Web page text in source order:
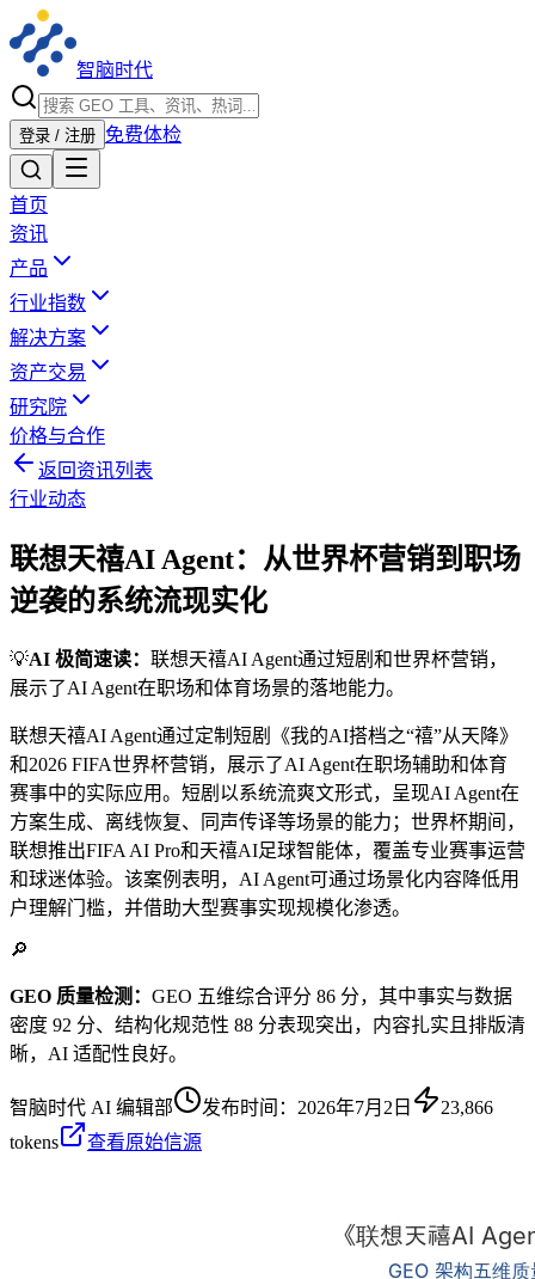
智脑时代
登录 / 注册 免费体检
首页
资讯
产品
行业指数
解决方案
资产交易
研究院
价格与合作
返回资讯列表
行业动态
联想天禧AI Agent：从世界杯营销到职场
逆袭的系统流现实化
💡AI 极简速读： 联想天禧AI Agent通过短剧和世界杯营销，
展示了AI Agent在职场和体育场景的落地能力。
联想天禧AI Agent通过定制短剧《我的AI搭档之“禧”从天降》
和2026 FIFA世界杯营销，展示了AI Agent在职场辅助和体育
赛事中的实际应用。短剧以系统流爽文形式，呈现AI Agent在
方案生成、离线恢复、同声传译等场景的能力；世界杯期间，
联想推出FIFA AI Pro和天禧AI足球智能体，覆盖专业赛事运营
和球迷体验。该案例表明，AI Agent可通过场景化内容降低用
户理解门槛，并借助大型赛事实现规模化渗透。
🔎
GEO 质量检测： GEO 五维综合评分 86 分，其中事实与数据
密度 92 分、结构化规范性 88 分表现突出，内容扎实且排版清
晰，AI 适配性良好。
智脑时代 AI 编辑部 发布时间： 2026年7月2日
23,866
tokens
查看原始信源